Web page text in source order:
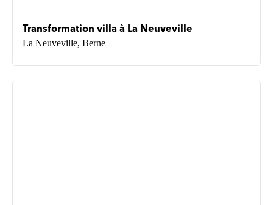
Transformation villa à La Neuveville
La Neuveville, Berne